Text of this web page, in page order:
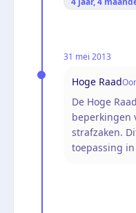
31 mei 2013
Hoge Raad
De Hoge
beperkingen
strafzaken.
toepassing in